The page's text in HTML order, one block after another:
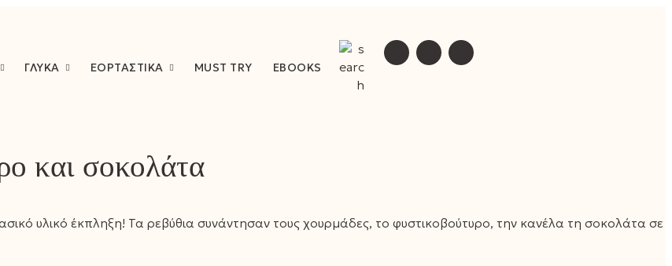
ΓΛΥΚΆ ΕΟΡΤΑΣΤΙΚΆ MUST TRY EBOOKS
και σοκολάτα
υλικό έκπληξη! Τα ρεβύθια συνάντησαν τους χουρμάδες, το φυστικοβούτυρο, την κανέλα τη σοκολάτα σε